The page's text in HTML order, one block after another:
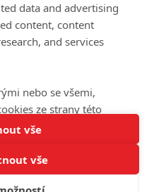
cookies.
používání cookies|Pravidla webu
soukromí
/ All rights reserved /
data and advertising
content, content
and services
nebo se všemi,
ze strany této
také můžete
vám na stránce
personalizované funkce.
vztahovat pouze na
vše
vše